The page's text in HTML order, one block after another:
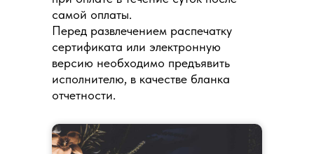
самой оплаты.
Перед развлечением распечатку
сертификата или электронную
версию необходимо предъявить
исполнителю, в качестве бланка
отчетности.